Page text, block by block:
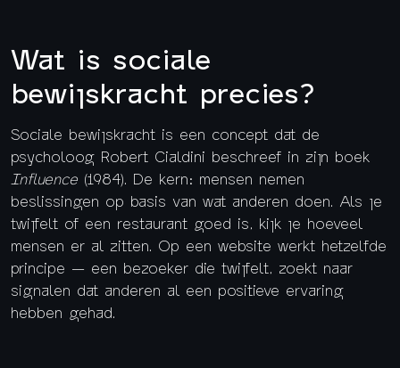
Wat is sociale
bewijskracht precies?
Sociale bewijskracht is een concept dat de
psycholoog Robert Cialdini beschreef in zijn boek
Influence (1984). De kern: mensen nemen
beslissingen op basis van wat anderen doen. Als je
twijfelt of een restaurant goed is, kijk je hoeveel
mensen er al zitten. Op een website werkt hetzelfde
principe — een bezoeker die twijfelt, zoekt naar
signalen dat anderen al een positieve ervaring
hebben gehad.